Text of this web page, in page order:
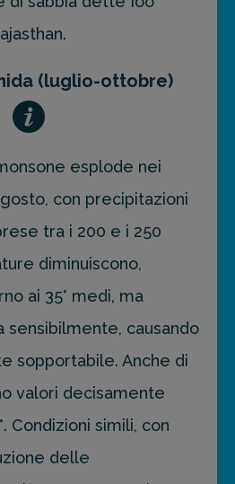
(luglio-ottobre)
esplode nei
con precipitazioni
tra i 200 e i 250
diminuiscono,
ai 35° medi, ma
sensibilmente, causando
sopportabile. Anche di
valori decisamente
Condizioni simili, con
delle